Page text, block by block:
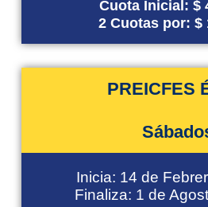
Cuota Inicial: $
2 Cuotas por: $
PREICFES
Inicia: 14 de
Finaliza: 1 de